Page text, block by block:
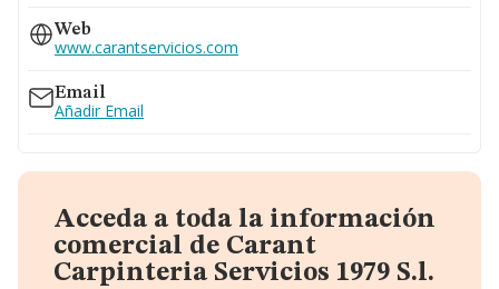
Web
www.carantservicios.com
Email
Añadir Email
Acceda a toda la información
comercial de Carant
Carpinteria Servicios 1979 S.l.